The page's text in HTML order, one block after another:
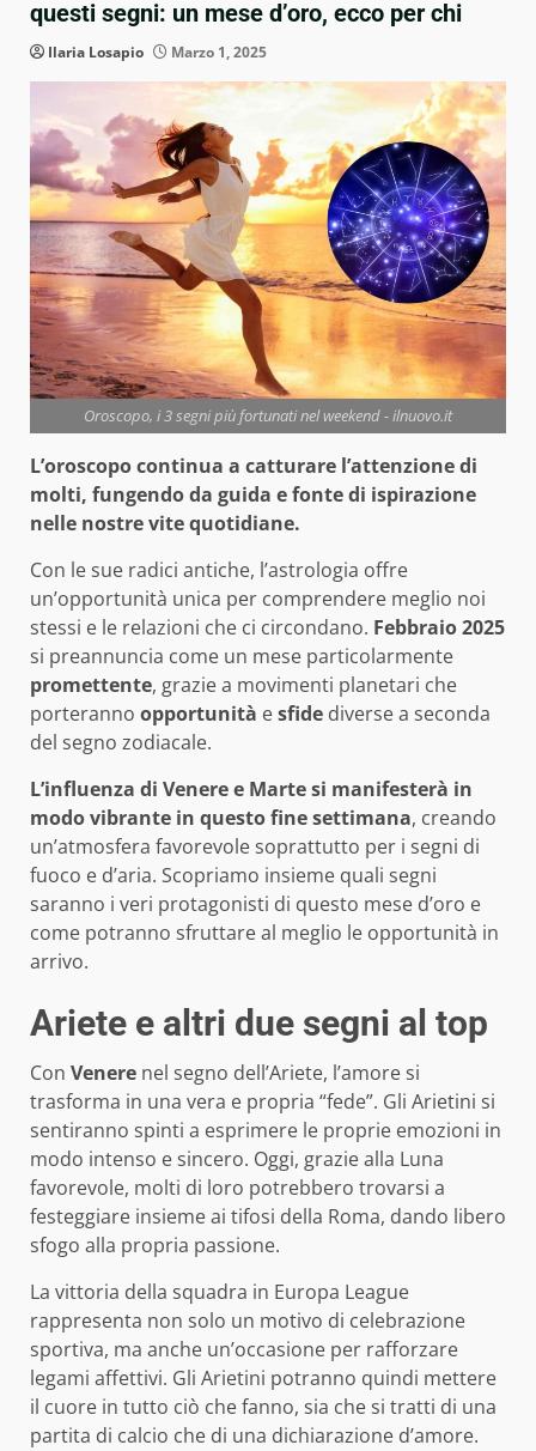
questi segni: un mese d’oro, ecco per chi
Ilaria Losapio Marzo 1, 2025
Oroscopo, i 3 segni più fortunati nel weekend - ilnuovo.it
L’oroscopo continua a catturare l’attenzione di
molti, fungendo da guida e fonte di ispirazione
nelle nostre vite quotidiane.
Con le sue radici antiche, l’astrologia offre
un’opportunità unica per comprendere meglio noi
stessi e le relazioni che ci circondano. Febbraio 2025
si preannuncia come un mese particolarmente
promettente, grazie a movimenti planetari che
porteranno opportunità esfide diverse a seconda
del segno zodiacale.
L’influenza di Venere e Marte si manifesterà in
modo vibrante in questo fine settimana, creando
un’atmosfera favorevole soprattutto per i segni di
fuoco e d’aria. Scopriamo insieme quali segni
saranno i veri protagonisti di questo mese d’oro e
come potranno sfruttare al meglio le opportunità in
arrivo.
Ariete e altri due segni al top
Con Venere nel segno dell’Ariete, l’amore si
trasforma in una vera e propria “fede”. Gli Arietini si
sentiranno spinti a esprimere le proprie emozioni in
modo intenso e sincero. Oggi, grazie alla Luna
favorevole, molti di loro potrebbero trovarsi a
festeggiare insieme ai tifosi della Roma, dando libero
sfogo alla propria passione.
La vittoria della squadra in Europa League
rappresenta non solo un motivo di celebrazione
sportiva, ma anche un’occasione per rafforzare
legami affettivi. Gli Arietini potranno quindi mettere
il cuore in tutto ciò che fanno, sia che si tratti di una
partita di calcio che di una dichiarazione d’amore.